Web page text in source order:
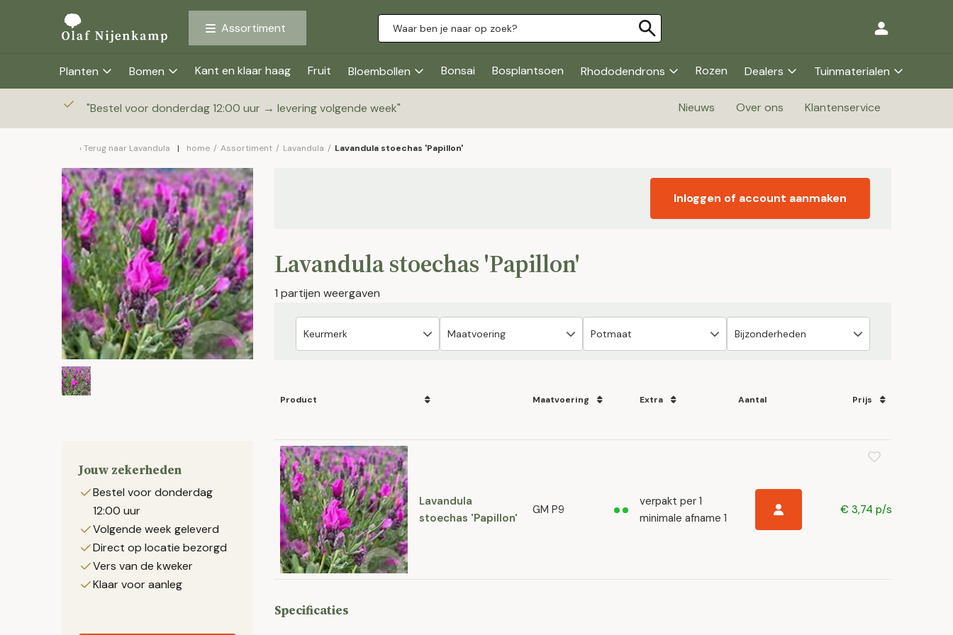
Assortiment
Planten Bomen Kant en klaar haag Fruit Bloembollen Bonsai Bosplantsoen Rhododendrons Rozen Dealers Tuinmaterialen
"Bestel voor donderdag 12:00 uur → levering volgende week" Nieuws Over ons Klantenservice
Terug naar Lavandula home / Assortiment / Lavandula / Lavandula stoechas 'Papillon'
Jouw zekerheden
Bestel voor donderdag
12:00 uur
Volgende week geleverd
Direct op locatie bezorgd
Vers van de kweker
Klaar voor aanleg
Inloggen of account aanmaken
Lavandula stoechas 'Papillon'
1 partijen weergaven
Product Maatvoering Extra Aantal Prijs
Lavandula
stoechas 'Papillon'
GM P9
verpakt per 1
minimale afname 1
€ 3,74 p/s
Specificaties